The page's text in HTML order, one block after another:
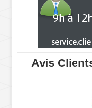
Avis